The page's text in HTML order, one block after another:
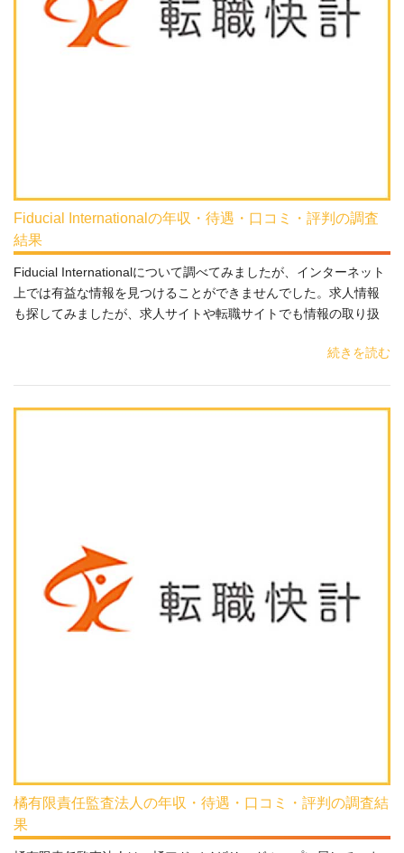
Fiducial Internationalの年収・待遇・口コミ・評判の調査
結果
Fiducial Internationalについて調べてみましたが、インターネット
上では有益な情報を見つけることができませんでした。求人情報
も探してみましたが、求人サイトや転職サイトでも情報の取り扱
続きを読む
橘有限責任監査法人の年収・待遇・口コミ・評判の調査結
果